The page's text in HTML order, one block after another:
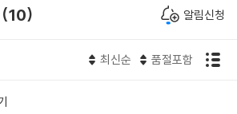
10 알림신청
최신순 품절포함